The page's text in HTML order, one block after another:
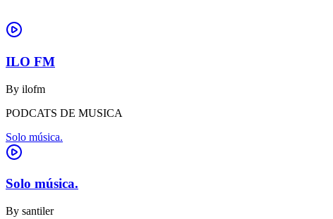
ILO FM
By ilofm
PODCATS DE MUSICA
Solo música.
Solo música.
By santiler